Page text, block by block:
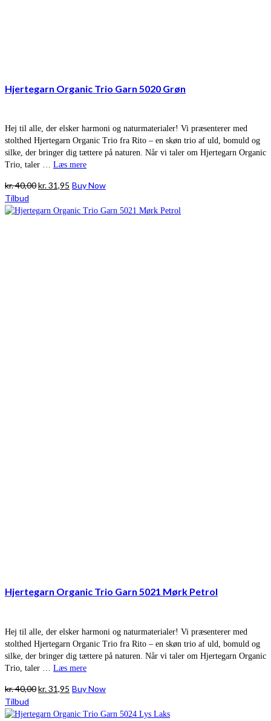
Hjertegarn Organic Trio Garn 5020 Grøn
Hej til alle, der elsker harmoni og naturmaterialer! Vi præsenterer med
stolthed Hjertegarn Organic Trio fra Rito – en skøn trio af uld, bomuld og
silke, der bringer dig tættere på naturen. Når vi taler om Hjertegarn Organic
Trio, taler … Læs mere
kr.40,00Den
pris
kr.31,95 Den
pris
Buy Now
Tilbud
Hjertegarn Organic Trio Garn 5021 Mørk Petrol
Hej til alle, der elsker harmoni og naturmaterialer! Vi præsenterer med
stolthed Hjertegarn Organic Trio fra Rito – en skøn trio af uld, bomuld og
silke, der bringer dig tættere på naturen. Når vi taler om Hjertegarn Organic
Trio, taler … Læs mere
kr.40,00Den
pris
kr.31,95 Den
pris
Buy Now
Tilbud